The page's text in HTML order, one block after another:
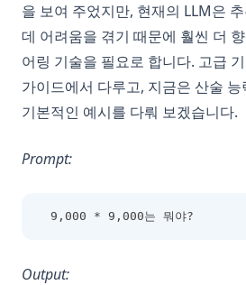
을 보여 주었지만, 현재의 LLM은
데 어려움을 겪기 때문에 훨씬 더
어링 기술을 필요로 합니다. 고급
가이드에서 다루고, 지금은 산술
기본적인 예시를 다뤄 보겠습니다.
Prompt:
9,000 * 9,000는 뭐야?
Output: